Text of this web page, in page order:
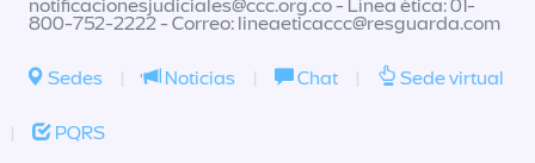
notificacionesjudiciales@ccc.org.co- Línea ética: 01-
800-752-2222 - Correo: lineaeticaccc@resguarda.com
Sedes | Noticias | Chat | Sede virtual
| PQRS